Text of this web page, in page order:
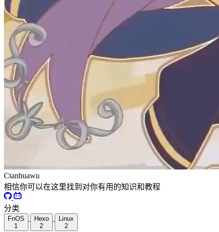
Ctanhuawu
相信你可以在这里找到对你有用的知识和教程
分类
FnOS
1
Hexo
2
Linux
2